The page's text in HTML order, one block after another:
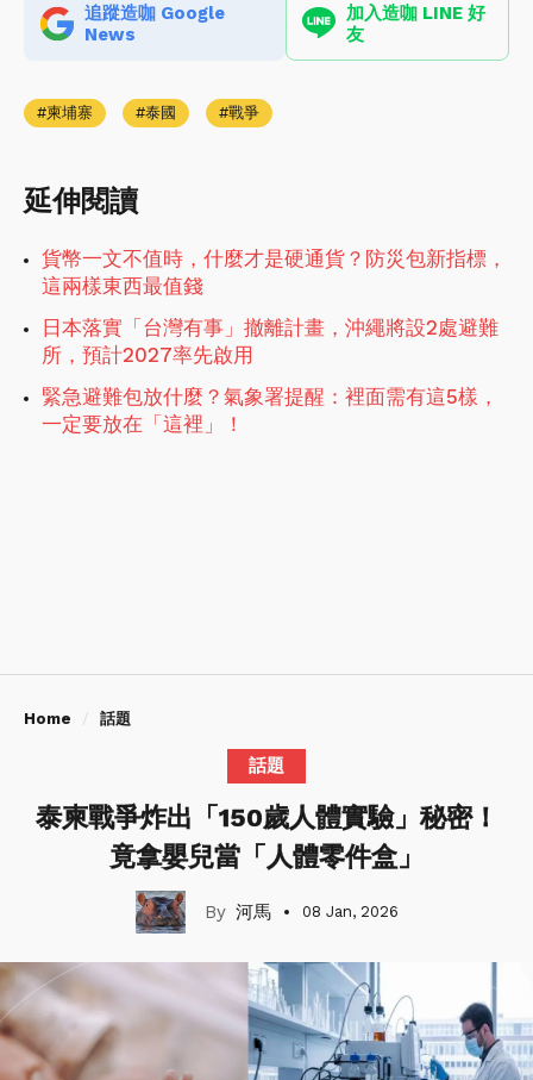
追蹤造咖 Google
News
加入造咖 LINE 好
友
柬埔寨 泰國 戰爭
延伸閱讀
貨幣一文不值時，什麼才是硬通貨？防災包新指標，
這兩樣東西最值錢
日本落實「台灣有事」撤離計畫，沖繩將設2處避難
所，預計2027率先啟用
緊急避難包放什麼？氣象署提醒：裡面需有這5樣，
一定要放在「這裡」！
Home 話題
話題
泰柬戰爭炸出「150歲人體實驗」秘密！
竟拿嬰兒當「人體零件盒」
河馬 08 Jan, 2026